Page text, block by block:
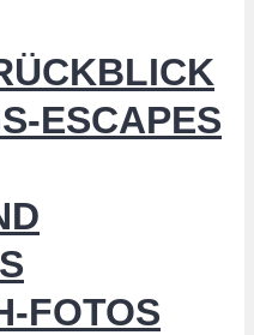
ESCAPES
FOTOS